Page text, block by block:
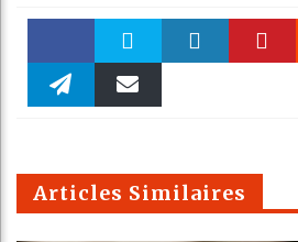
Faceboo Twitter
m
Articles Similaires